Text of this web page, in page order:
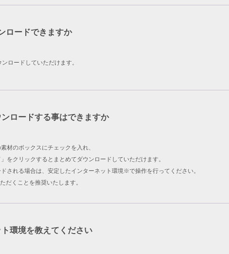
ロードできますか
ロードしていただけます。
ロードする事はできますか
材のボックスにチェックを入れ、
をクリックするとまとめてダウンロードしていただけます。
される場合は、安定したインターネット環境※で操作を行ってください。
だくことを推奨いたします。
環境を教えてください